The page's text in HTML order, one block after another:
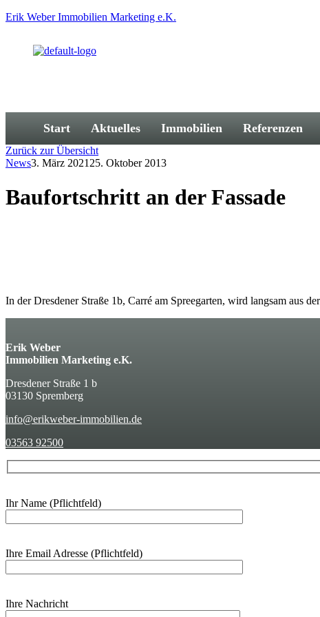
Erik Weber Immobilien Marketing e.K.
Start Aktuelles Immobilien Referenzen
Zurück zur Übersicht
News3. März 2021 25. Oktober 2013
Baufortschritt an der Fassade
In der Dresdener Straße 1b, Carré am Spreegarten, wird langsam aus
Erik Weber
Immobilien Marketing e.K.
Dresdener Straße 1 b
03130 Spremberg
info@erikweber-immobilien.de
03563 92500
Ihr Name (Pflichtfeld)
Ihre Email Adresse (Pflichtfeld)
Ihre Nachricht